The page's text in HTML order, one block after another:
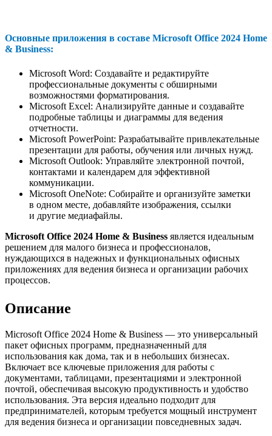
Основные приложения в составе Microsoft Office 2024 Home
& Business:
Microsoft Word: Создавайте и редактируйте
профессиональные документы с обширными
возможностями форматирования.
Microsoft Excel: Анализируйте данные и создавайте
подробные таблицы и диаграммы для ведения
отчетности.
Microsoft PowerPoint: Разрабатывайте привлекательные
презентации для работы, обучения или личных нужд.
Microsoft Outlook: Управляйте электронной почтой,
контактами и календарем для эффективной
коммуникации.
Microsoft OneNote: Собирайте и организуйте заметки
в одном месте, добавляйте изображения, ссылки
и другие медиафайлы.
Microsoft Office 2024 Home & Business является идеальным
решением для малого бизнеса и профессионалов,
нуждающихся в надежных и функциональных офисных
приложениях для ведения бизнеса и организации рабочих
процессов.
Описание
Microsoft Office 2024 Home & Business — это универсальный
пакет офисных программ, предназначенный для
использования как дома, так и в небольших бизнесах.
Включает все ключевые приложения для работы с
документами, таблицами, презентациями и электронной
почтой, обеспечивая высокую продуктивность и удобство
использования. Эта версия идеально подходит для
предпринимателей, которым требуется мощный инструмент
для ведения бизнеса и организации повседневных задач.